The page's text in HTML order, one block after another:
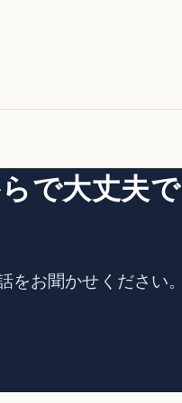
で大丈夫で
お聞かせください。